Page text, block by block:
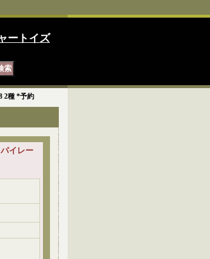
ートイズ
2種 *予約
イレー